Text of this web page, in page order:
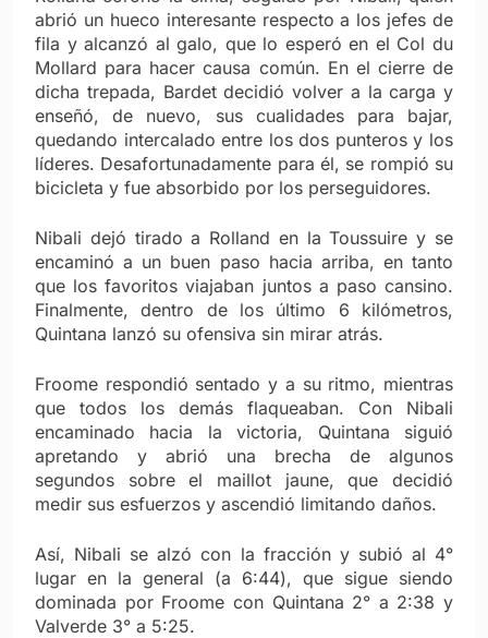
abrió un hueco interesante respecto a los jefes de
fila y alcanzó al galo, que lo esperó en el Col du
Mollard para hacer causa común. En el cierre de
dicha trepada, Bardet decidió volver a la carga y
enseñó, de nuevo, sus cualidades para bajar,
quedando intercalado entre los dos punteros y los
líderes. Desafortunadamente para él, se rompió su
bicicleta y fue absorbido por los perseguidores.
Nibali dejó tirado a Rolland en la Toussuire y se
encaminó a un buen paso hacia arriba, en tanto
que los favoritos viajaban juntos a paso cansino.
Finalmente, dentro de los último 6 kilómetros,
Quintana lanzó su ofensiva sin mirar atrás.
Froome respondió sentado y a su ritmo, mientras
que todos los demás flaqueaban. Con Nibali
encaminado hacia la victoria, Quintana siguió
apretando y abrió una brecha de algunos
segundos sobre el maillot jaune, que decidió
medir sus esfuerzos y ascendió limitando daños.
Así, Nibali se alzó con la fracción y subió al 4°
lugar en la general (a 6:44), que sigue siendo
dominada por Froome con Quintana 2° a 2:38 y
Valverde 3° a 5:25.